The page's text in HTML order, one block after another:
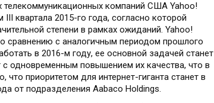
телекоммуникационных компаний США Yahoo!
квартала 2015-го года, согласно которой
степени в рамках ожиданий. Yahoo!
сравнению с аналогичным периодом прошлого
в 2016-м году, ее основной задачей станет
одновременным повышением их качества, что в
приоритетом для интернет-гиганта станет в
от подразделения Aabaco Holdings.